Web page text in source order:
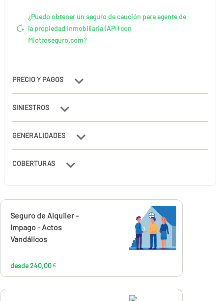
¿Puedo obtener un seguro de caución para agente de
la propiedad inmobiliaria (API) con
Miotroseguro.com?
PRECIO Y PAGOS
SINIESTROS
GENERALIDADES
COBERTURAS
Calcúlalo ahora
Seguro de Alquiler -
Impago - Actos
Vandálicos
desde 240,00 €
240,00€